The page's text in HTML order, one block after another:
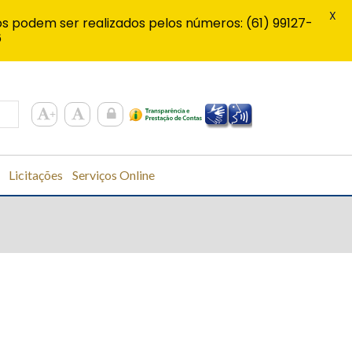
Licitações Serviços Online
ser realizados pelos números: (61) 99127-
X